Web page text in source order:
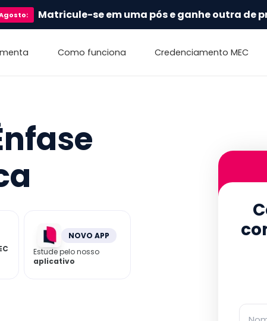
: Matricule-se em uma pós e ganhe outra de
Como funciona Credenciamento MEC
NOVO APP
Estude pelo nosso
aplicativo